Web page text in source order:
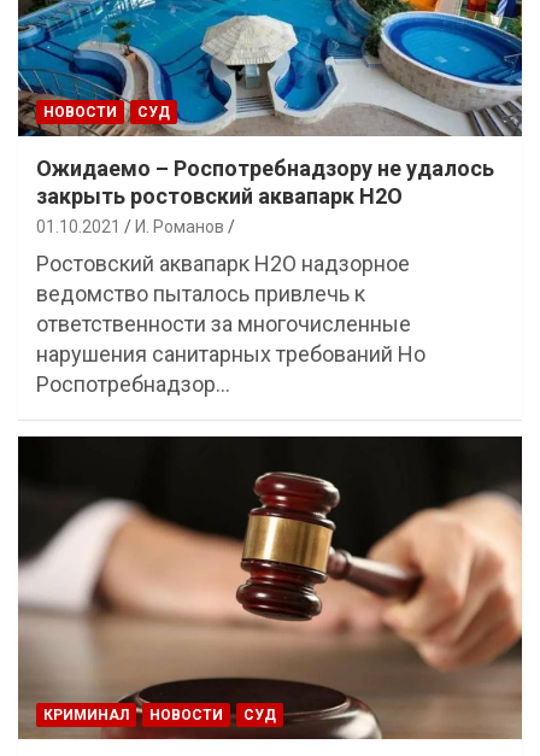
НОВОСТИ СУД
Ожидаемо – Роспотребнадзору не удалось
закрыть ростовский аквапарк H2О
01.10.2021 И. Романов
Ростовский аквапарк Н2О надзорное
ведомство пыталось привлечь к
ответственности за многочисленные
нарушения санитарных требований Но
Роспотребнадзор…
КРИМИНАЛ НОВОСТИ СУД